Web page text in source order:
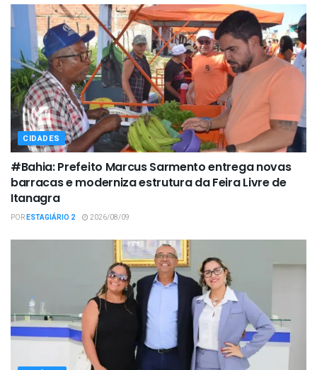
CIDADES
#Bahia: Prefeito Marcus Sarmento entrega novas
barracas e moderniza estrutura da Feira Livre de
Itanagra
PORESTAGIÁRIO 2 2026/08/09